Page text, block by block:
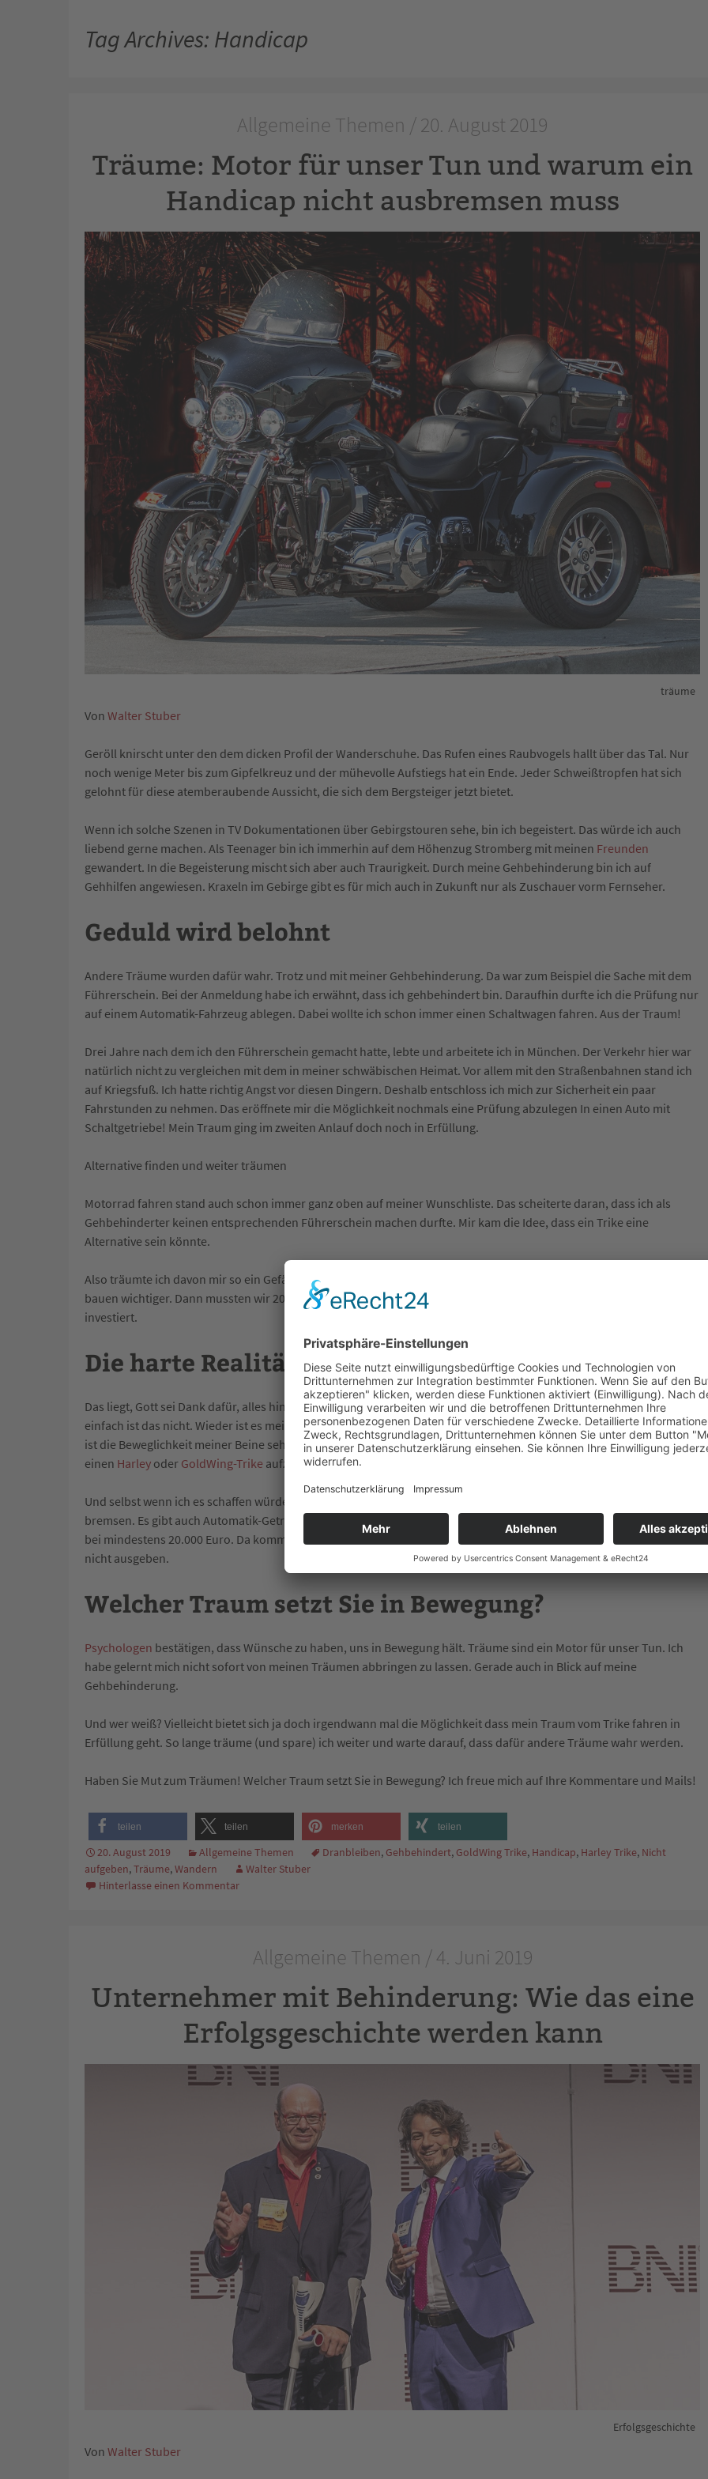
Tag Archives: Handicap
Allgemeine Themen / 20. August 2019
Träume: Motor für unser Tun und warum ein
Handicap nicht ausbremsen muss
träume
Von Walter Stuber
Geröll knirscht unter den dem dicken Profil der Wanderschuhe. Das Rufen eines Raubvogels hallt über das Tal. Nur
noch wenige Meter bis zum Gipfelkreuz und der mühevolle Aufstiegs hat ein Ende. Jeder Schweißtropfen hat sich
gelohnt für diese atemberaubende Aussicht, die sich dem Bergsteiger jetzt bietet.
Wenn ich solche Szenen in TV Dokumentationen über Gebirgstouren sehe, bin ich begeistert. Das würde ich auch
liebend gerne machen. Als Teenager bin ich immerhin auf dem Höhenzug Stromberg mit meinen Freunden
gewandert. In die Begeisterung mischt sich aber auch Traurigkeit. Durch meine Gehbehinderung bin ich auf
Gehhilfen angewiesen. Kraxeln im Gebirge gibt es für mich auch in Zukunft nur als Zuschauer vorm Fernseher.
Geduld wird belohnt
Andere Träume wurden dafür wahr. Trotz und mit meiner Gehbehinderung. Da war zum Beispiel die Sache mit dem
Führerschein. Bei der Anmeldung habe ich erwähnt, dass ich gehbehindert bin. Daraufhin durfte ich die Prüfung nur
auf einem Automatik-Fahrzeug ablegen. Dabei wollte ich schon immer einen Schaltwagen fahren. Aus der Traum!
Drei Jahre nach dem ich den Führerschein gemacht hatte, lebte und arbeitete ich in München. Der Verkehr hier war
natürlich nicht zu vergleichen mit dem in meiner schwäbischen Heimat. Vor allem mit den Straßenbahnen stand ich
auf Kriegsfuß. Ich hatte richtig Angst vor diesen Dingern. Deshalb entschloss ich mich zur Sicherheit ein paar
Fahrstunden zu nehmen. Das eröffnete mir die Möglichkeit nochmals eine Prüfung abzulegen In einen Auto mit
Schaltgetriebe! Mein Traum ging im zweiten Anlauf doch noch in Erfüllung.
Alternative finden und weiter träumen
Motorrad fahren stand auch schon immer ganz oben auf meiner Wunschliste. Das scheiterte daran, dass ich als
Gehbehinderter keinen entsprechenden Führerschein machen durfte. Mir kam die Idee, dass ein Trike eine
Alternative sein könnte.
Also träumte ich davon mir so ein Gefährt zuzulegen. Der Haken: Es fehlte lange das nötige Geld. Erst war das Haus
bauen wichtiger. Dann mussten wir 2011 unsere Firma vor der Insolvenz retten und haben alles private Kapital hier
investiert.
Die harte Realität
Das liegt, Gott sei Dank dafür, alles hinter uns und jetzt steht mir mein „Trike-Traum“ wieder vor Augen. Aber so
einfach ist das nicht. Wieder ist es mein Handicap, das mich ausbremst. Trotz regelmäßiger Bewegung und Therapie
ist die Beweglichkeit meiner Beine sehr eingeschränkt. Ich kann die Füße nur maximal 30 cm hochheben. Um auf
einen Harley oder GoldWing-Trike aufzusteigen, reicht das nicht!
Und selbst wenn ich es schaffen würde, käme das nächste Problem: Ich kann mit meinen Füßen nicht schalten und
bremsen. Es gibt auch Automatik-Getriebe. Allerdings liegen die Anschaffungskosten für ein zehn Jahre altes Trike
bei mindestens 20.000 Euro. Da kommt der Schwabe in mir zu Zuge! Traum hin oder her, so viel wollte ich dann doch
nicht ausgeben.
Welcher Traum setzt Sie in Bewegung?
Psychologen bestätigen, dass Wünsche zu haben, uns in Bewegung hält. Träume sind ein Motor für unser Tun. Ich
habe gelernt mich nicht sofort von meinen Träumen abbringen zu lassen. Gerade auch in Blick auf meine
Gehbehinderung.
Und wer weiß? Vielleicht bietet sich ja doch irgendwann mal die Möglichkeit dass mein Traum vom Trike fahren in
Erfüllung geht. So lange träume (und spare) ich weiter und warte darauf, dass dafür andere Träume wahr werden.
Haben Sie Mut zum Träumen! Welcher Traum setzt Sie in Bewegung? Ich freue mich auf Ihre Kommentare und Mails!
teilen teilen merken teilen
20. August 2019 Allgemeine Themen Dranbleiben, Gehbehindert, GoldWing Trike, Handicap, Harley Trike, Nicht
aufgeben,Träume,Wandern
Walter Stuber
Hinterlasse einen Kommentar
Allgemeine Themen / 4. Juni 2019
Unternehmer mit Behinderung: Wie das eine
Erfolgsgeschichte werden kann
Erfolgsgeschichte
Von Walter Stuber